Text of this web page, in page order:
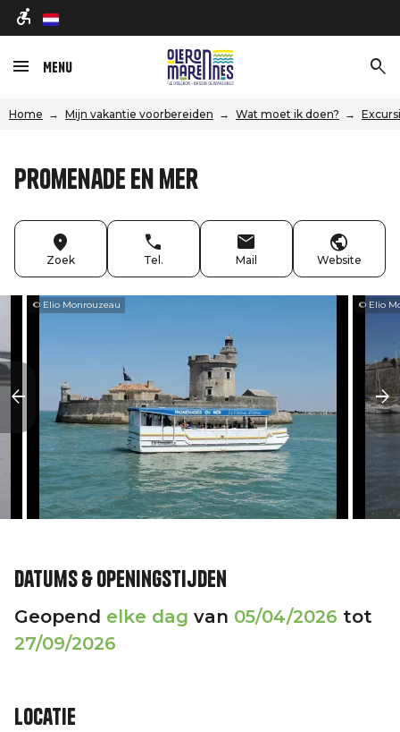
nl
Menu
Home Mijn vakantie voorbereiden Wat moet ik doen?
Promenade en mer
Zoek Tel. Mail Website
© Elio Monrouzeau © Elio
Datums & openingstijden
Geopend elke dag van 05/04/2026 tot
27/09/2026
Locatie